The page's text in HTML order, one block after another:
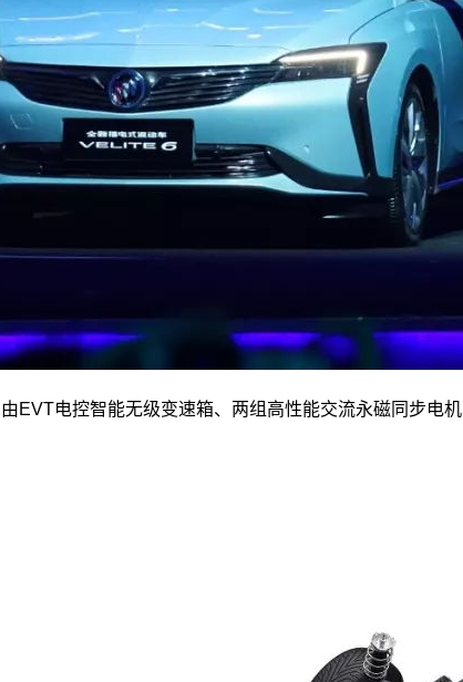
EVT电控智能无级变速箱、两组高性能交流永磁同步电